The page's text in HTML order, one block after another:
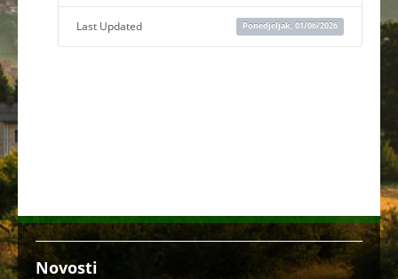
Last Updated Ponedjeljak, 01/06/2026
Novosti